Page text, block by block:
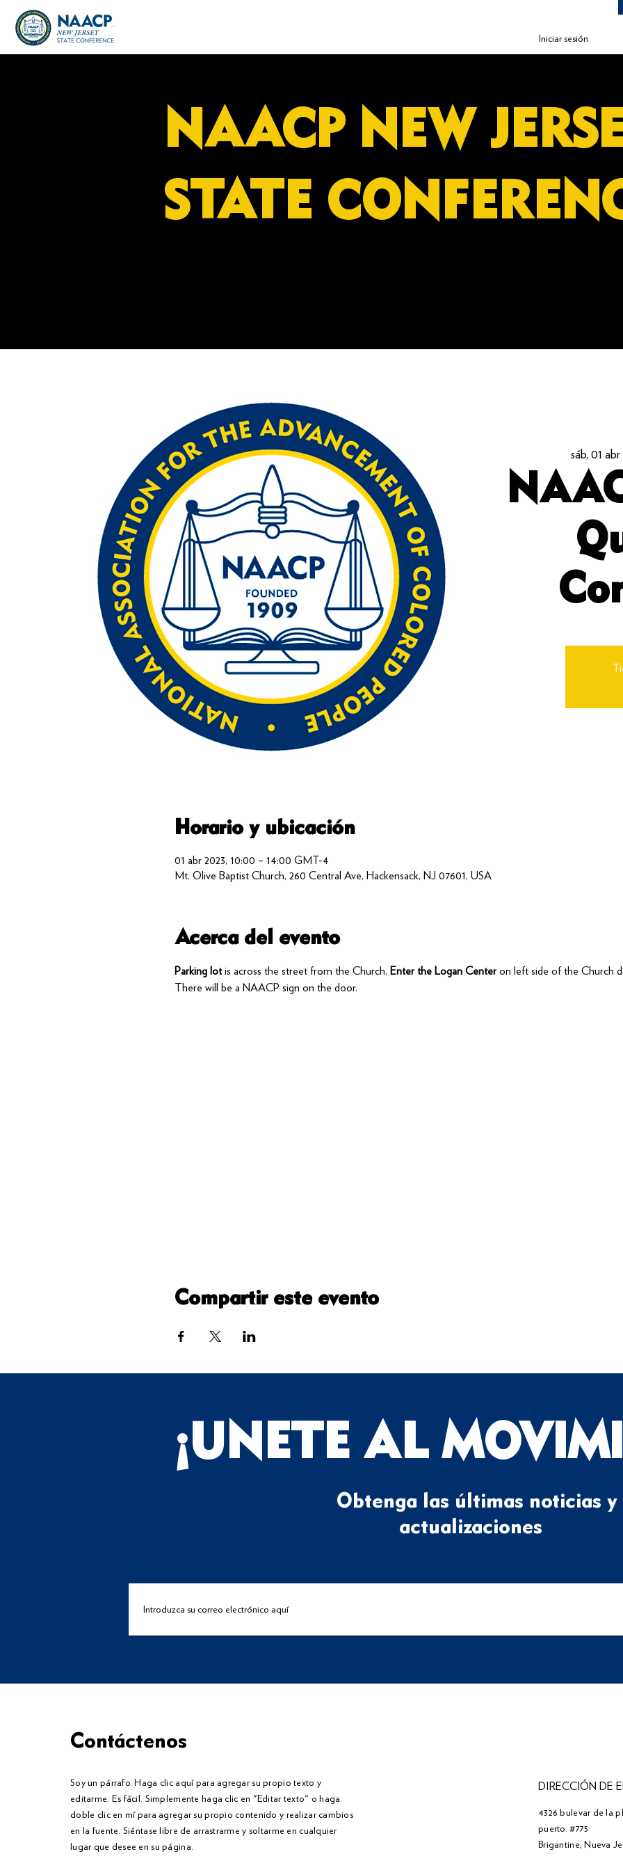
Iniciar sesión
NAACP NEW
STATE
sáb, 01 abr
Horario y ubicación
01 abr 2023, 10:00 – 14:00 GMT-4
Mt. Olive Baptist Church, 260 Central Ave, Hackensack, NJ 07601, USA
Acerca del evento
Parking lot is across the street from the Church. Enter the Logan Center on left side of the Church
There will be a NAACP sign on the door.
Compartir este evento
¡UNETE AL
Obtenga las últimas noticias y
actualizaciones
Contáctenos
Soy un párrafo. Haga clic aquí para agregar su propio texto y
editarme. Es fácil. Simplemente haga clic en "Editar texto" o haga
doble clic en mí para agregar su propio contenido y realizar cambios
en la fuente. Siéntase libre de arrastrarme y soltarme en cualquier
lugar que desee en su página.
DIRECCIÓN DE
4326 bulevar de la
puerto. #775
Brigantine, Nueva